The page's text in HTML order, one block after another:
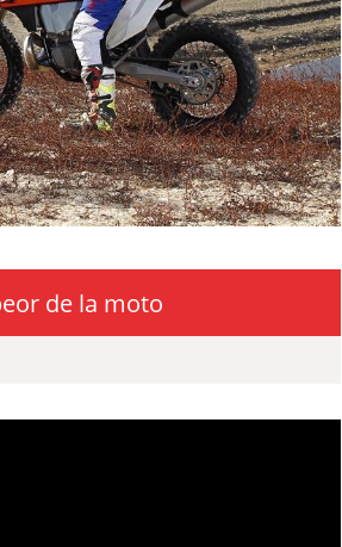
de la moto